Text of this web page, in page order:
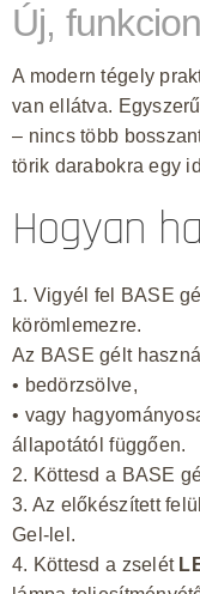
Új,
A modern tégely
van ellátva.
– nincs több
törik darabokra egy
Hogyan
1. Vigyél fel BASE
körömlemezre.
Az BASE gélt
• bedörzsölve,
• vagy
állapotától függően.
2. Köttesd a BASE
3. Az előkészített
Gel-lel.
4. Köttesd a zselét